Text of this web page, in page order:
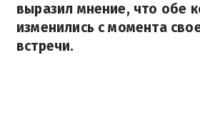
выразил мнение, что обе
изменились с момента
встречи.